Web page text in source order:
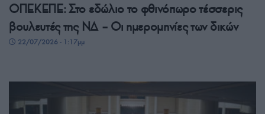
ΟΠΕΚΕΠΕ: Στο εδώλιο το φθινόπωρο τέσσερις
βουλευτές της ΝΔ – Οι ημερομηνίες των δικών
22/07/2026 - 1:17μμ